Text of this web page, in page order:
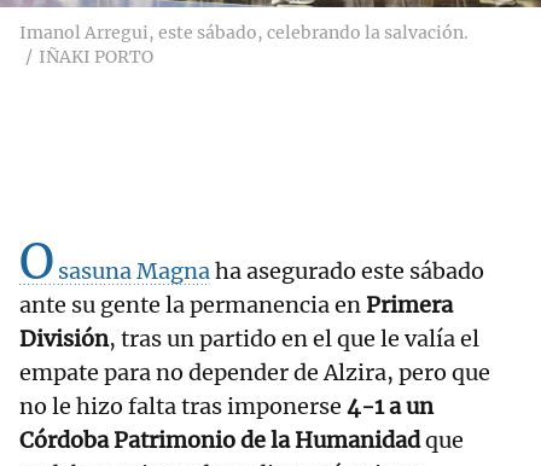
Imanol Arregui, este sábado, celebrando la salvación.
IÑAKI PORTO
O sasuna Magnaha asegurado este sábado
ante su gente la permanencia enPrimera
División, tras un partido en el que le valía el
empate para no depender de Alzira, pero que
no le hizo falta tras imponerse 4-1 a un
Córdoba Patrimonio de la Humanidadque